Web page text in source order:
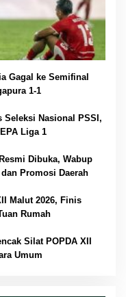
Gagal ke Semifinal
1-1
Seleksi Nasional PSSI,
Liga 1
Dibuka, Wabup
Promosi Daerah
Malut 2026, Finis
Rumah
Silat POPDA XII
Umum